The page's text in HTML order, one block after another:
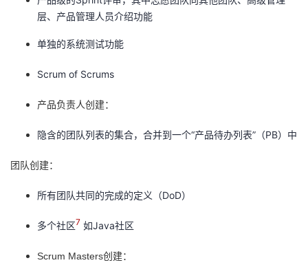
层、产品管理人员介绍功能
单独的系统测试功能
Scrum of Scrums
产品负责人创建：
隐含的团队列表的集合，合并到一个“产品待办列表”（PB）中
团队创建：
所有团队共同的完成的定义（DoD）
多个社区7 如Java社区
Scrum Masters创建：